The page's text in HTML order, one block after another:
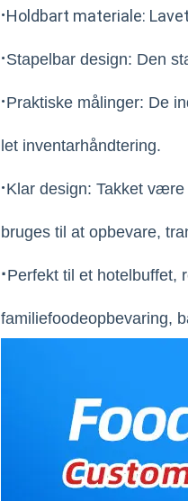
·Holdbart materiale:
·Stapelbar design: Den
·Praktiske målinger: De
let inventarhåndtering.
·Klar design: Takket
bruges til at opbevare,
·Perfekt til et hotelbuffet,
familiefoodeopbevaring,